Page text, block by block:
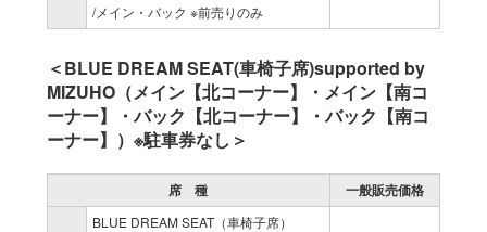
/メイン・バック ※前売りのみ
＜BLUE DREAM SEAT(車椅子席)supported by
MIZUHO（メイン【北コーナー】・メイン【南コ
ーナー】・バック【北コーナー】・バック【南コ
ーナー】）※駐車券なし＞
席 種 一般販売価格
BLUE DREAM SEAT（車椅子席）